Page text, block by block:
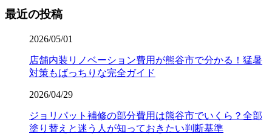
最近の投稿
2026/05/01
店舗内装リノベーション費用が熊谷市で分かる！猛暑
対策もばっちりな完全ガイド
2026/04/29
ジョリパット補修の部分費用は熊谷市でいくら？全部
塗り替えと迷う人が知っておきたい判断基準